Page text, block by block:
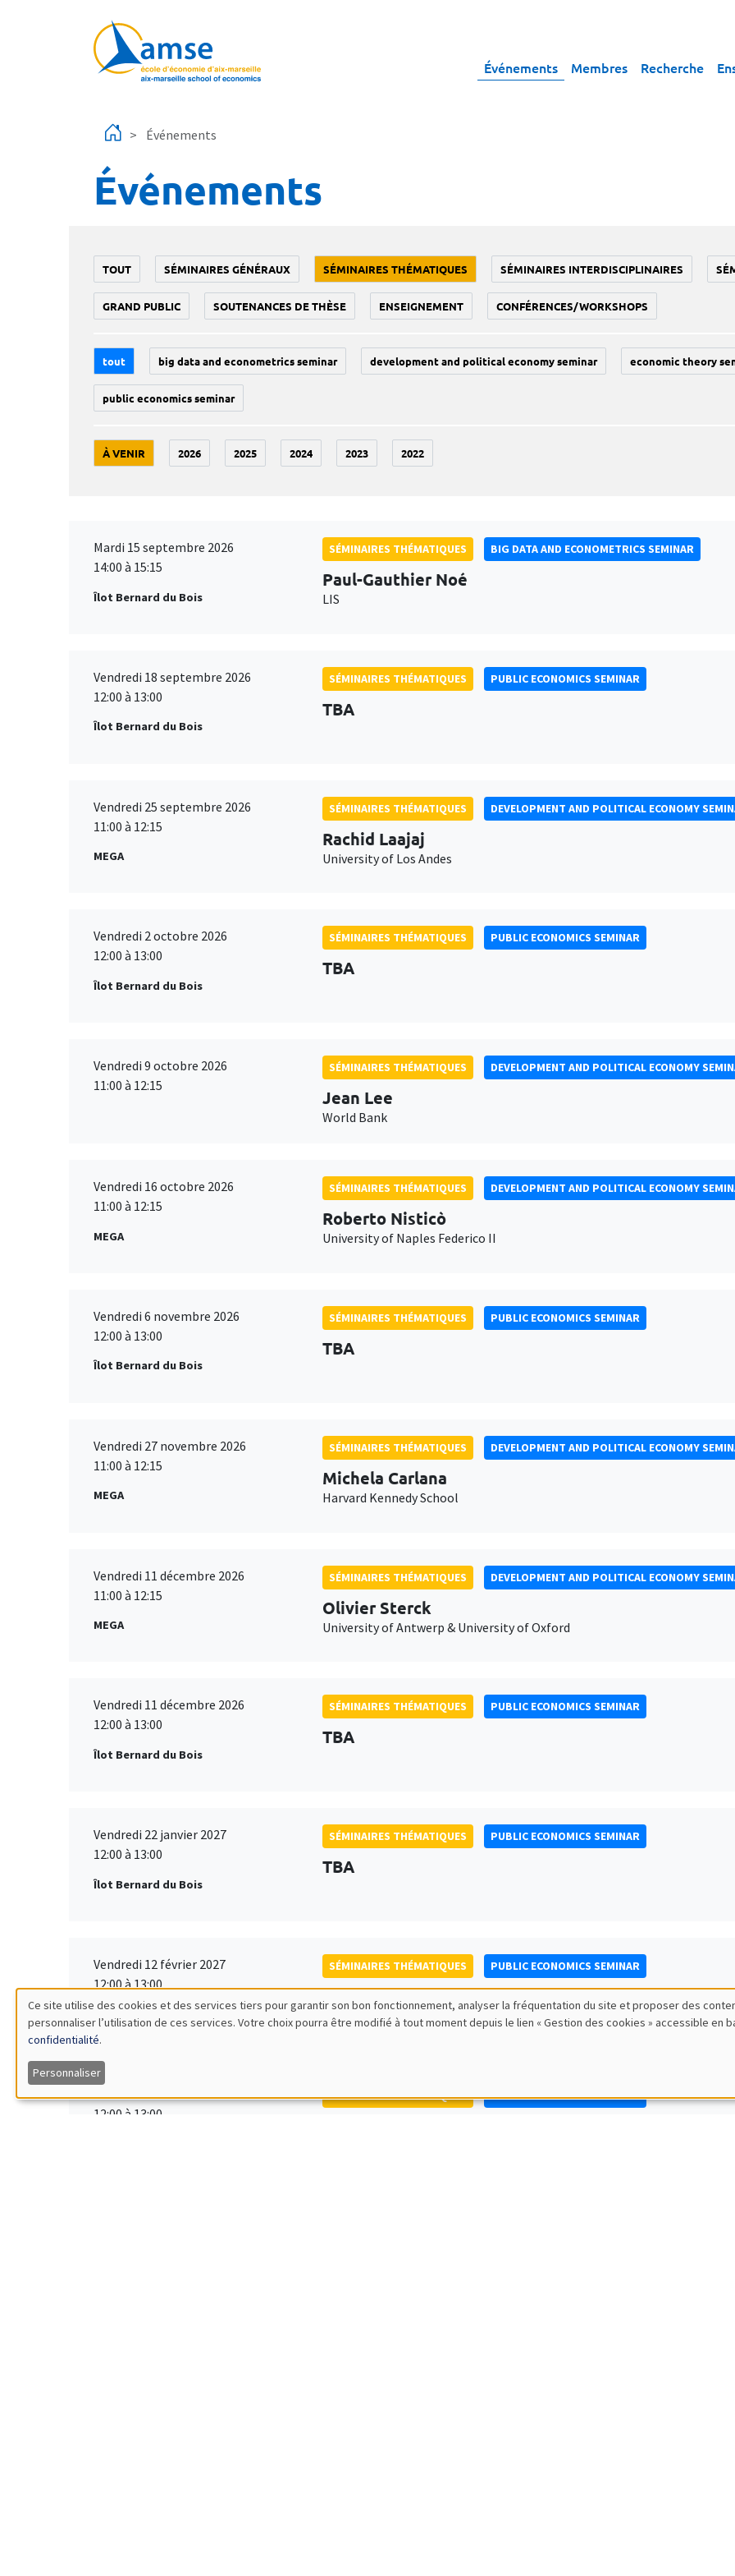
Événements Membres Recherche
Événements
Événements
TOUT SÉMINAIRES GÉNÉRAUX SÉMINAIRES THÉMATIQUES SÉMINAIRES INTERDISCIPLINAIRES
GRAND PUBLIC SOUTENANCES DE THÈSE ENSEIGNEMENT CONFÉRENCES/WORKSHOPS
tout big data and econometrics seminar development and political economy seminar economic theory
public economics seminar
À VENIR 2026 2025 2024 2023 2022
Mardi 15 septembre 2026
14:00 à 15:15
Îlot Bernard du Bois
SÉMINAIRES THÉMATIQUES BIG DATA AND ECONOMETRICS SEMINAR
Paul-Gauthier Noé
LIS
Vendredi 18 septembre 2026
12:00 à 13:00
Îlot Bernard du Bois
SÉMINAIRES THÉMATIQUES PUBLIC ECONOMICS SEMINAR
TBA
Vendredi 25 septembre 2026
11:00 à 12:15
MEGA
SÉMINAIRES THÉMATIQUES DEVELOPMENT AND POLITICAL ECONOMY
Rachid Laajaj
University of Los Andes
Vendredi 2 octobre 2026
12:00 à 13:00
Îlot Bernard du Bois
SÉMINAIRES THÉMATIQUES PUBLIC ECONOMICS SEMINAR
TBA
Vendredi 9 octobre 2026
11:00 à 12:15
SÉMINAIRES THÉMATIQUES DEVELOPMENT AND POLITICAL ECONOMY
Jean Lee
World Bank
Vendredi 16 octobre 2026
11:00 à 12:15
MEGA
SÉMINAIRES THÉMATIQUES DEVELOPMENT AND POLITICAL ECONOMY
Roberto Nisticò
University of Naples Federico II
Vendredi 6 novembre 2026
12:00 à 13:00
Îlot Bernard du Bois
SÉMINAIRES THÉMATIQUES PUBLIC ECONOMICS SEMINAR
TBA
Vendredi 27 novembre 2026
11:00 à 12:15
MEGA
SÉMINAIRES THÉMATIQUES DEVELOPMENT AND POLITICAL ECONOMY
Michela Carlana
Harvard Kennedy School
Vendredi 11 décembre 2026
11:00 à 12:15
MEGA
SÉMINAIRES THÉMATIQUES DEVELOPMENT AND POLITICAL ECONOMY
Olivier Sterck
University of Antwerp & University of Oxford
Vendredi 11 décembre 2026
12:00 à 13:00
Îlot Bernard du Bois
SÉMINAIRES THÉMATIQUES PUBLIC ECONOMICS SEMINAR
TBA
Vendredi 22 janvier 2027
12:00 à 13:00
Îlot Bernard du Bois
SÉMINAIRES THÉMATIQUES PUBLIC ECONOMICS SEMINAR
TBA
Vendredi 12 février 2027
12:00 à 13:00
Îlot Bernard du Bois
SÉMINAIRES THÉMATIQUES PUBLIC ECONOMICS SEMINAR
TBA
Vendredi 19 mars 2027
12:00 à 13:00
SÉMINAIRES THÉMATIQUES PUBLIC ECONOMICS SEMINAR
Utilisation
des
données
Ce site utilise des cookies et des services tiers pour garantir son bon fonctionnement, analyser la fréquentation du site et proposer des
personnaliser l’utilisation de ces services. Votre choix pourra être modifié à tout moment depuis le lien « Gestion des cookies » accessible en
confidentialité.
Personnaliser